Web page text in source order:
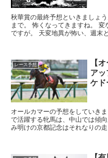
秋華賞の最終予想といきましょ
まで。 怖くなってきますね。 変な飛翔体が飛んでこなければいいの
ですが。 天変地異が怖い、週末となりました。
レース予想
【
ア
ケド
オールカマーの予想をしていきましょう。 主観とし
で活躍する牝馬は、中山では傾向
み明けの京都記念はそれなりの